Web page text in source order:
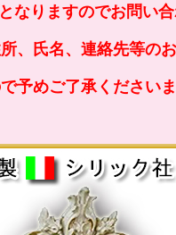
なりますのでお問い
、氏名、連絡先等の
予めご了承くださいま